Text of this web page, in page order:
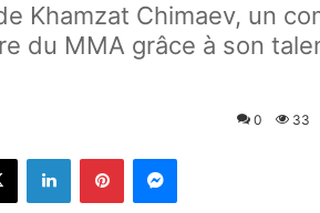
Khamzat Chimaev, un
du MMA grâce à son
0 33